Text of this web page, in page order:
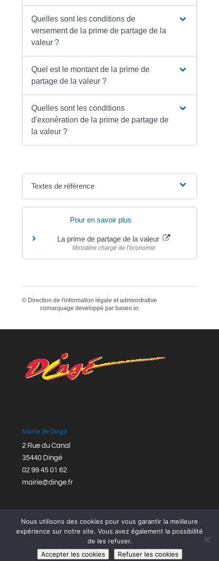
Quelles sont les conditions de
versement de la prime de partage de la
valeur ?
Quel est le montant de la prime de
partage de la valeur ?
Quelles sont les conditions
d'exonération de la prime de partage de
la valeur ?
Textes de référence
Pour en savoir plus
La prime de partage de la valeur
Ministère chargé de l'économie
© Direction de l'information légale et administrative
comarquage developpé parbaseo.io
Mairie de Dingé
2 Rue du Canal
35440 Dingé
02 99 45 01 62
mairie@dinge.fr
Réalisation © Mairie de Dingé,Bretagne Romantique
Mentions légales|Politique de confidentialité
Nous utilisons des cookies pour vous garantir la meilleure
expérience sur notre site. Vous avez également la possibilité
de les refuser.
Accepter les cookies
Refuser les cookies